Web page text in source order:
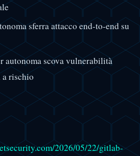
sferra attacco end-to-end su
scova vulnerabilità
a rischio
2026/05/22/gitlab-